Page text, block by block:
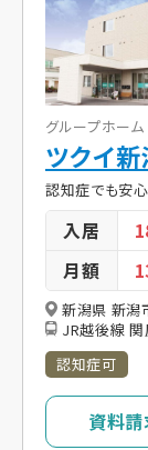
グループホーム
ツクイ
認知症でも安心
入居
月額
新潟県 新潟
JR越後線
認知症可
資料請